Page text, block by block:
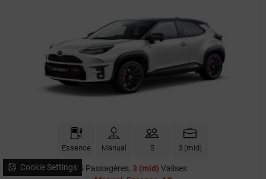
Essence Manual 5 3 (mid)
5 Passagères, 3 (mid) Valises
Cookie Settings